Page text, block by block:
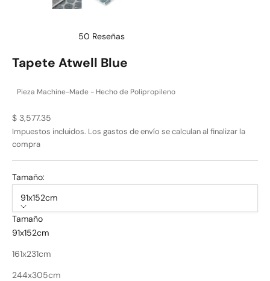
de
5
50 Reseñas
Tapete Atwell Blue
Pieza Machine-Made - Hecho de Polipropileno
Precio de oferta
$ 3,577.35
Impuestos incluidos. Los gastos de envío se calculan al finalizar la
compra
Tamaño:
91x152cm
Tamaño
91x152cm
161x231cm
244x305cm